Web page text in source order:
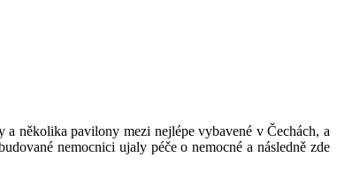
několika pavilony mezi nejlépe vybavené v Čechách, a
nemocnici ujaly péče o nemocné a následně zde